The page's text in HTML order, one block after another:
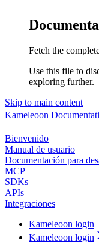
Fetch the
Use this file to
exploring further.
Skip to main content
Kameleoon
Bienvenido
Manual de usuario
Documentación para
MCP
SDKs
APIs
Integraciones
Kameleoon login
Kameleoon login